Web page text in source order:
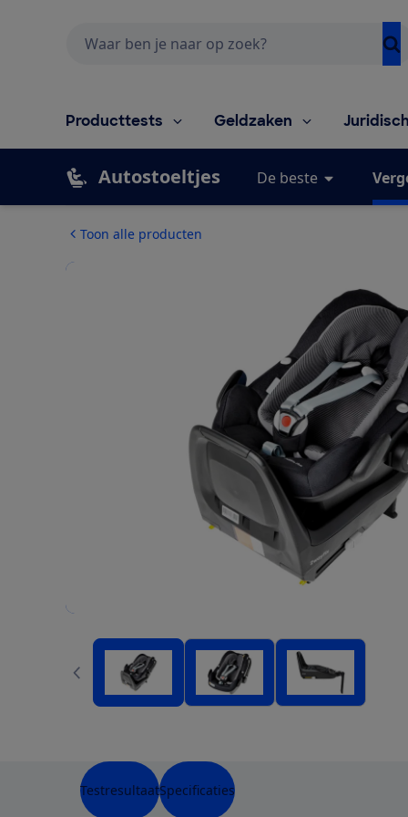
Producttests Geldzaken
Autostoeltjes De beste
Toon alle producten
TestresultaatSpecificaties